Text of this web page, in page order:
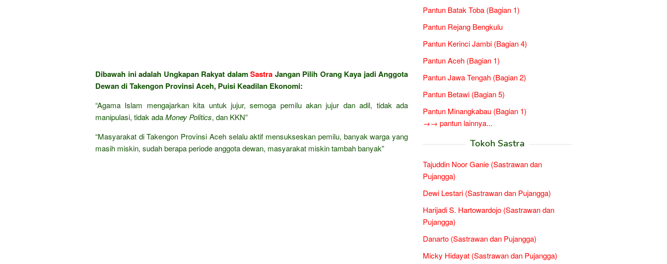
Dibawah ini adalah Ungkapan Rakyat dalamSastra Jangan Pilih Orang Kaya jadi Anggota
Dewan di Takengon Provinsi Aceh, Puisi Keadilan Ekonomi:
“Agama Islam mengajarkan kita untuk jujur, semoga pemilu akan jujur dan adil, tidak ada
manipulasi, tidak adaMoney Politics, dan KKN”
“Masyarakat di Takengon Provinsi Aceh selalu aktif mensukseskan pemilu, banyak warga yang
masih miskin, sudah berapa periode anggota dewan, masyarakat miskin tambah banyak”
Pantun Batak Toba (Bagian 1)
Pantun Rejang Bengkulu
Pantun Kerinci Jambi (Bagian 4)
Pantun Aceh (Bagian 1)
Pantun Jawa Tengah (Bagian 2)
Pantun Betawi (Bagian 5)
Pantun Minangkabau (Bagian 1)
→→ pantun lainnya...
Tokoh Sastra
Tajuddin Noor Ganie (Sastrawan dan
Pujangga)
Dewi Lestari (Sastrawan dan Pujangga)
Harijadi S. Hartowardojo (Sastrawan dan
Pujangga)
Danarto (Sastrawan dan Pujangga)
Micky Hidayat (Sastrawan dan Pujangga)